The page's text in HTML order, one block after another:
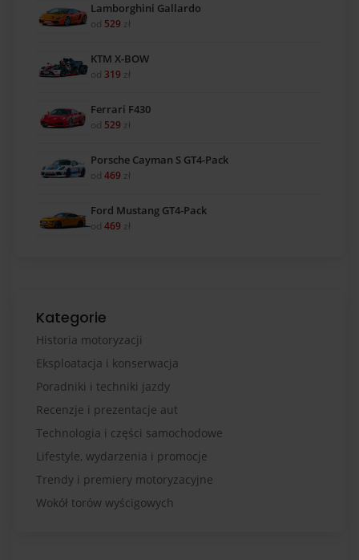
Lamborghini Gallardo
od 529 zł
KTM X-BOW
od 319 zł
Ferrari F430
od 529 zł
Porsche Cayman S GT4-Pack
od 469 zł
Ford Mustang GT4-Pack
od 469 zł
Kategorie
Historia motoryzacji
Eksploatacja i konserwacja
Poradniki i techniki jazdy
Recenzje i prezentacje aut
Technologia i części samochodowe
Lifestyle, wydarzenia i promocje
Trendy i premiery motoryzacyjne
Wokół torów wyścigowych